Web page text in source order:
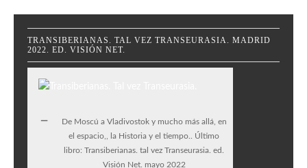
TRANSIBERIANAS. TAL VEZ TRANSEURASIA. MADRID
2022. ED. VISIÓN NET.
De Moscú a Vladivostok y mucho más allá, en
el espacio,, la Historia y el tiempo.. Último
libro: Transiberianas. tal vez Transeurasia. ed.
Visión Net. mayo 2022